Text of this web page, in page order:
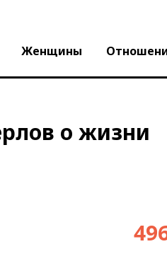
Женщины
о жизни